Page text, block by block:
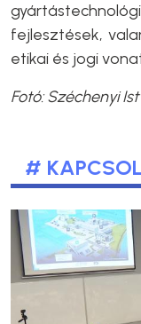
fejlesztések,
etikai és jogi
Fotó: Széchenyi
#